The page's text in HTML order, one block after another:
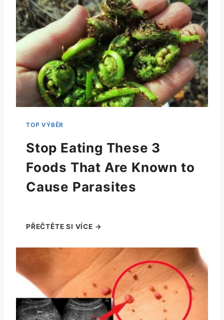
Stop Eating These 3
Foods That Are Known to
Cause Parasites